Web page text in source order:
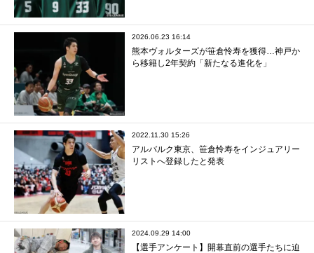
2026.06.23 16:14
熊本ヴォルターズが笹倉怜寿を獲得…神戸か
ら移籍し2年契約「新たなる進化を」
2022.11.30 15:26
アルバルク東京、笹倉怜寿をインジュアリー
リストへ登録したと発表
2024.09.29 14:00
【選手アンケート】開幕直前の選手たちに迫